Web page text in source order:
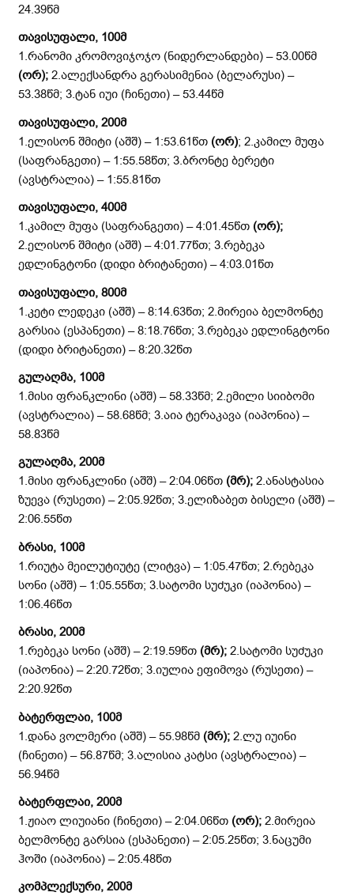
24.39წმ
თავისუფალი, 100მ
1.რანომი კრომოვიჯოჯო (ნიდერლანდები) – 53.00წმ
(ორ); 2.ალექსანდრა გერასიმენია (ბელარუსი) –
53.38წმ; 3.ტან იუი (ჩინეთი) – 53.44წმ
თავისუფალი, 200მ
1.ელისონ შმიტი (აშშ) – 1:53.61წთ (ორ); 2.კამილ მუფა
(საფრანგეთი) – 1:55.58წთ; 3.ბრონტე ბერეტი
(ავსტრალია) – 1:55.81წთ
თავისუფალი, 400მ
1.კამილ მუფა (საფრანგეთი) – 4:01.45წთ (ორ);
2.ელისონ შმიტი (აშშ) – 4:01.77წთ; 3.რებეკა
ედლინგტონი (დიდი ბრიტანეთი) – 4:03.01წთ
თავისუფალი, 800მ
1.კეტი ლედეკი (აშშ) – 8:14.63წთ; 2.მირეია ბელმონტე
გარსია (ესპანეთი) – 8:18.76წთ; 3.რებეკა ედლინგტონი
(დიდი ბრიტანეთი) – 8:20.32წთ
გულაღმა, 100მ
1.მისი ფრანკლინი (აშშ) – 58.33წმ; 2.ემილი სიიბომი
(ავსტრალია) – 58.68წმ; 3.აია ტერაკავა (იაპონია) –
58.83წმ
გულაღმა, 200მ
1.მისი ფრანკლინი (აშშ) – 2:04.06წთ (მრ); 2.ანასტასია
ზუევა (რუსეთი) – 2:05.92წთ; 3.ელიზაბეთ ბისელი (აშშ) –
2:06.55წთ
ბრასი, 100მ
1.რიუტა მეილუტიუტე (ლიტვა) – 1:05.47წთ; 2.რებეკა
სონი (აშშ) – 1:05.55წთ; 3.სატომი სუძუკი (იაპონია) –
1:06.46წთ
ბრასი, 200მ
1.რებეკა სონი (აშშ) – 2:19.59წთ (მრ); 2.სატომი სუძუკი
(იაპონია) – 2:20.72წთ; 3.იულია ეფიმოვა (რუსეთი) –
2:20.92წთ
ბატერფლაი, 100მ
1.დანა ვოლმერი (აშშ) – 55.98წმ (მრ); 2.ლუ იუინი
(ჩინეთი) – 56.87წმ; 3.ალისია კატსი (ავსტრალია) –
56.94წმ
ბატერფლაი, 200მ
1.ჟიაო ლიუიანი (ჩინეთი) – 2:04.06წთ (ორ); 2.მირეია
ბელმონტე გარსია (ესპანეთი) – 2:05.25წთ; 3.ნაცუმი
ჰოში (იაპონია) – 2:05.48წთ
კომპლექსური, 200მ